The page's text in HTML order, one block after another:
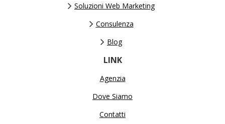
Soluzioni Web Marketing
Consulenza
Blog
LINK
Agenzia
Dove Siamo
Contatti